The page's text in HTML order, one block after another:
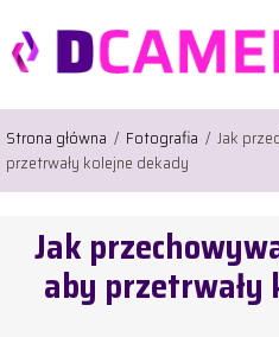
Strona główna / Fotografia / Jak
przetrwały kolejne dekady
Jak
aby przetrwały